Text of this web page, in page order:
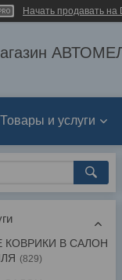
Начать продавать на
Товары и услуги
КОВРИКИ В САЛОН
829